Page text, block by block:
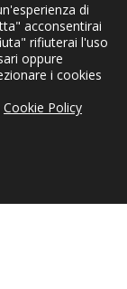
di
acconsentirai
rifiuterai l'uso
oppure
i cookies
Cookie Policy